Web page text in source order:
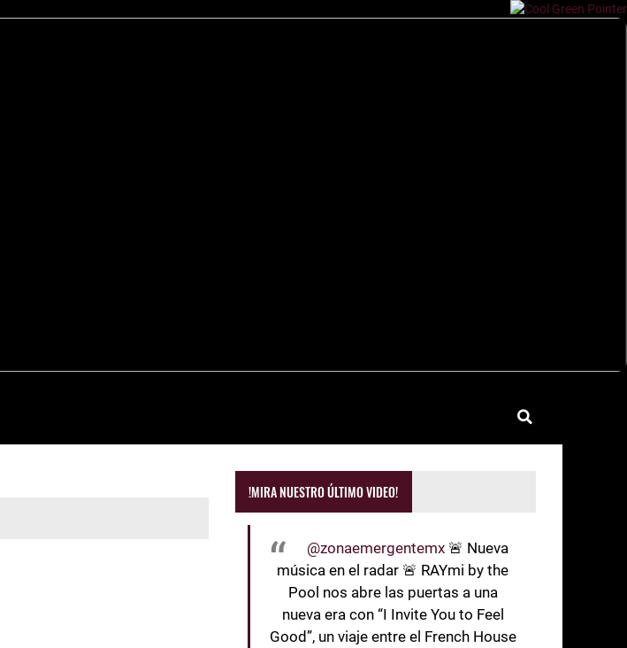
!MIRA NUESTRO ÚLTIMO VIDEO!
@zonaemergentemx 🚨 Nueva
música en el radar 🚨 RAYmi by the
Pool nos abre las puertas a una
nueva era con “I Invite You to Feel
Good”, un viaje entre el French House